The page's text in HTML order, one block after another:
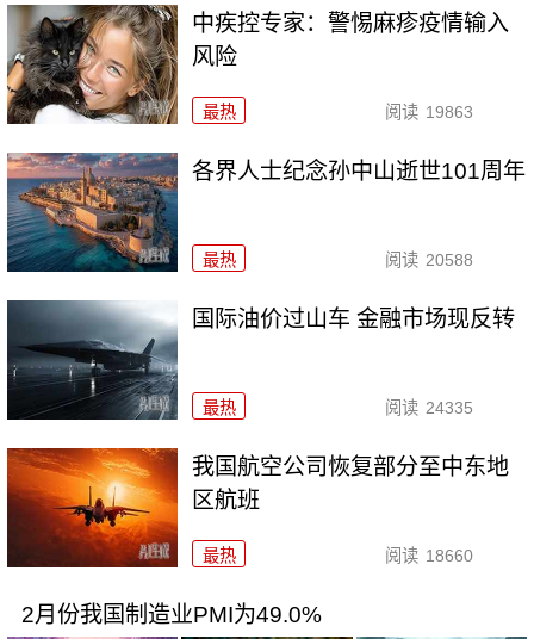
中疾控专家：警惕麻疹疫情输入
风险
最热 阅读 19863
各界人士纪念孙中山逝世101周年
最热 阅读 20588
国际油价过山车 金融市场现反转
最热 阅读 24335
我国航空公司恢复部分至中东地
区航班
最热 阅读 18660
2月份我国制造业PMI为49.0%